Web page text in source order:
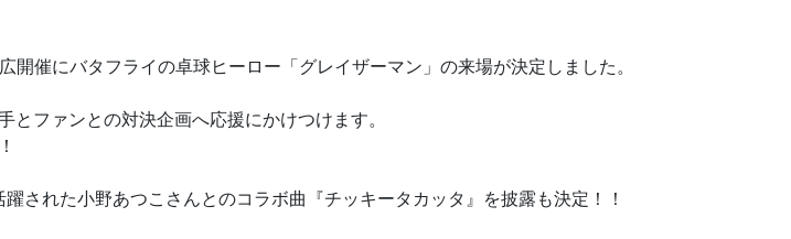
催にバタフライの卓球ヒーロー「グレイザーマン」の来場が決定しました。
ファンとの対決企画へ応援にかけつけます。
された小野あつこさんとのコラボ曲『チッキータカッタ』を披露も決定！！